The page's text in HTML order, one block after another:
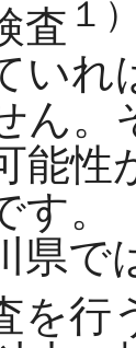
査 １）
いれ
ん。
能性
す。
県で
を行